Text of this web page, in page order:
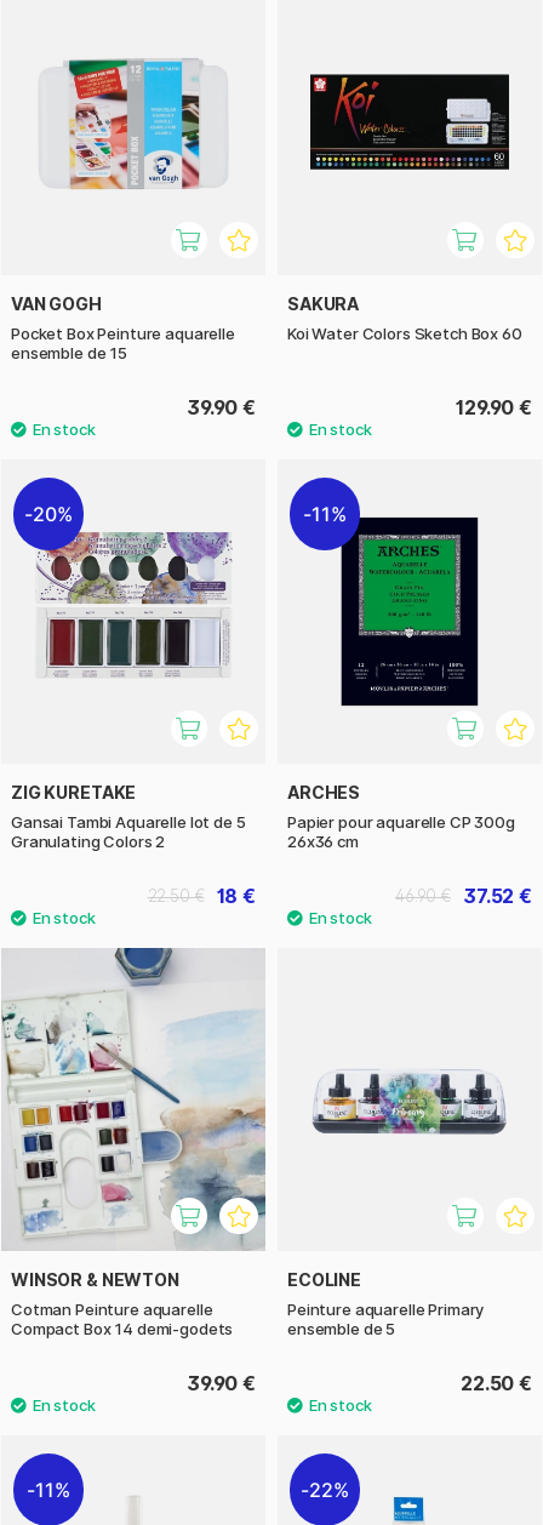
VAN GOGH
Pocket Box Peinture aquarelle
ensemble de 15
39.90 €
SAKURA
Koi Water Colors Sketch Box 60
129.90 €
20%
ZIG KURETAKE
Gansai Tambi Aquarelle lot de 5
Granulating Colors 2
18 €
22.50 €
11%
ARCHES
Papier pour aquarelle CP 300g
26x36 cm
37.52 €
46.90 €
WINSOR & NEWTON
Cotman Peinture aquarelle
Compact Box 14 demi-godets
39.90 €
ECOLINE
Peinture aquarelle Primary
ensemble de 5
22.50 €
11% 22%